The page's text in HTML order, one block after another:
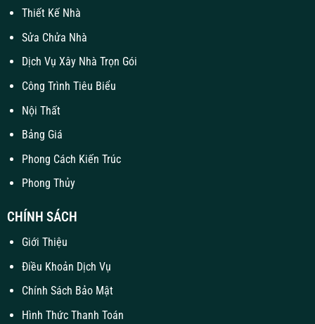
Thiết Kế Nhà
Sửa Chửa Nhà
Dịch Vụ Xây Nhà Trọn Gói
Công Trình Tiêu Biểu
Nội Thất
Bảng Giá
Phong Cách Kiến Trúc
Phong Thủy
CHÍNH SÁCH
Giới Thiệu
Điều Khoản Dịch Vụ
Chính Sách Bảo Mật
Hình Thức Thanh Toán